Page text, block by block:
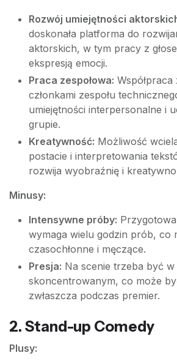
Rozwój umiejętności
doskonała platforma do
aktorskich, w tym pracy z
ekspresją emocji.
Praca zespołowa:
członkami zespołu
umiejętności interpersonalne i
grupie.
Kreatywność: Możliwość
postacie i interpretowania
rozwija wyobraźnię i
Minusy:
Intensywne próby:
wymaga wielu godzin prób, co
czasochłonne i męczące.
Presja: Na scenie trzeba być w
skoncentrowanym, co może
zwłaszcza podczas premier.
2. Stand-up Comedy
Plusy: